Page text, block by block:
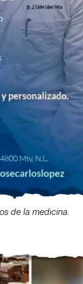
de la medicina.